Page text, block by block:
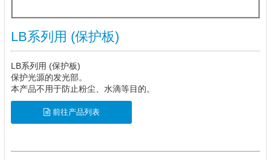
LB系列用 (保护板)
LB系列用 (保护板)
保护光源的发光部。
本产品不用于防止粉尘、水滴等目的。
前往产品列表